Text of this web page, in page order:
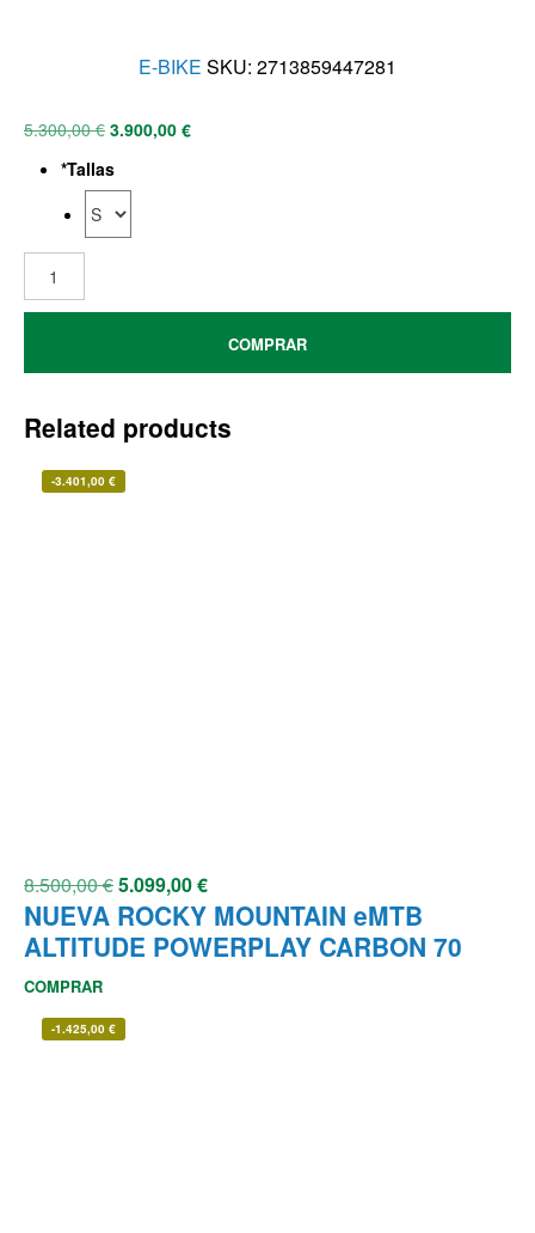
E-BIKE SKU: 2713859447281
5.300,00€ 3.900,00 €
*Tallas
COMPRAR
Related products
-3.401,00 €
8.500,00€5.099,00€
NUEVA ROCKY MOUNTAIN eMTB
ALTITUDE POWERPLAY CARBON 70
COMPRAR
-1.425,00 €